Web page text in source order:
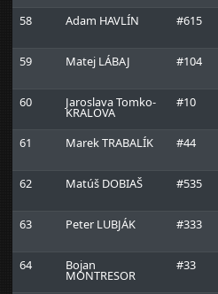
58 Adam HAVLÍN #615
59 Matej LÁBAJ #104
60 Jaroslava Tomko-
KRALOVA
#10
61 Marek TRABALÍK #44
62 Matúš DOBIAŠ #535
63 Peter LUBJÁK #333
64 Bojan
MONTRESOR
#33